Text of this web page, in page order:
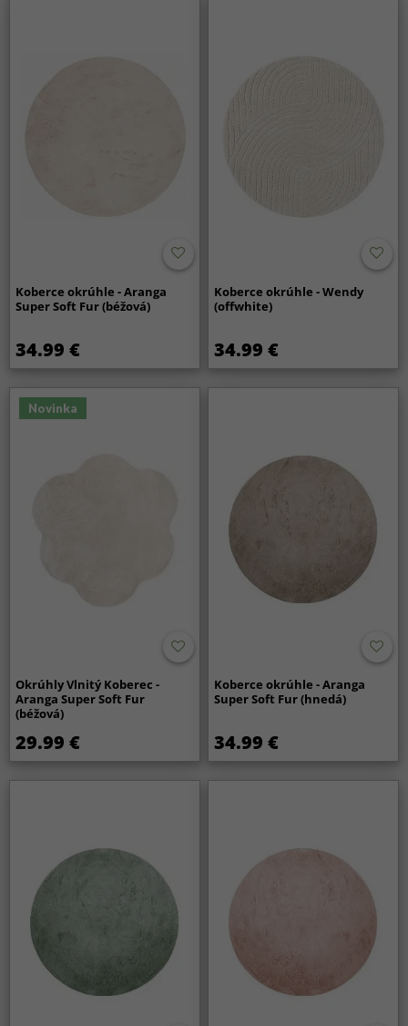
Koberce okrúhle - Aranga
Super Soft Fur (béžová)
34.99 €
Koberce okrúhle - Wendy
(offwhite)
34.99 €
Novinka
Okrúhly Vlnitý Koberec -
Aranga Super Soft Fur
(béžová)
29.99 €
Koberce okrúhle - Aranga
Super Soft Fur (hnedá)
34.99 €